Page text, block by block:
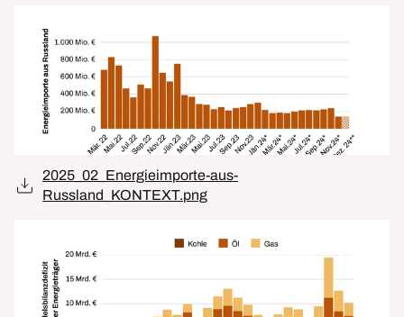
2025_02_Energieimporte-aus-
Russland_KONTEXT.png